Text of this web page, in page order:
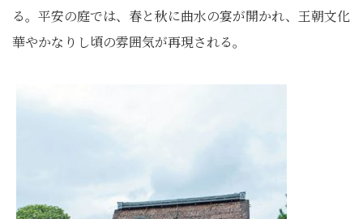
る。平安の庭では、春と秋に曲水の宴が開かれ、王朝文化
華やかなりし頃の雰囲気が再現される。